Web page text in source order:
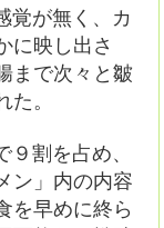
覚が無く、カ
に映し出さ
まで次々と皺
。
割を占め、
ン」内の内容
を早めに終ら